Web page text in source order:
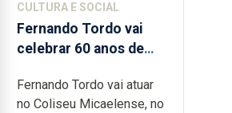
CULTURA E SOCIAL
Fernando Tordo vai
celebrar 60 anos de
Micaelense
Fernando Tordo vai atuar
no Coliseu Micaelense, no